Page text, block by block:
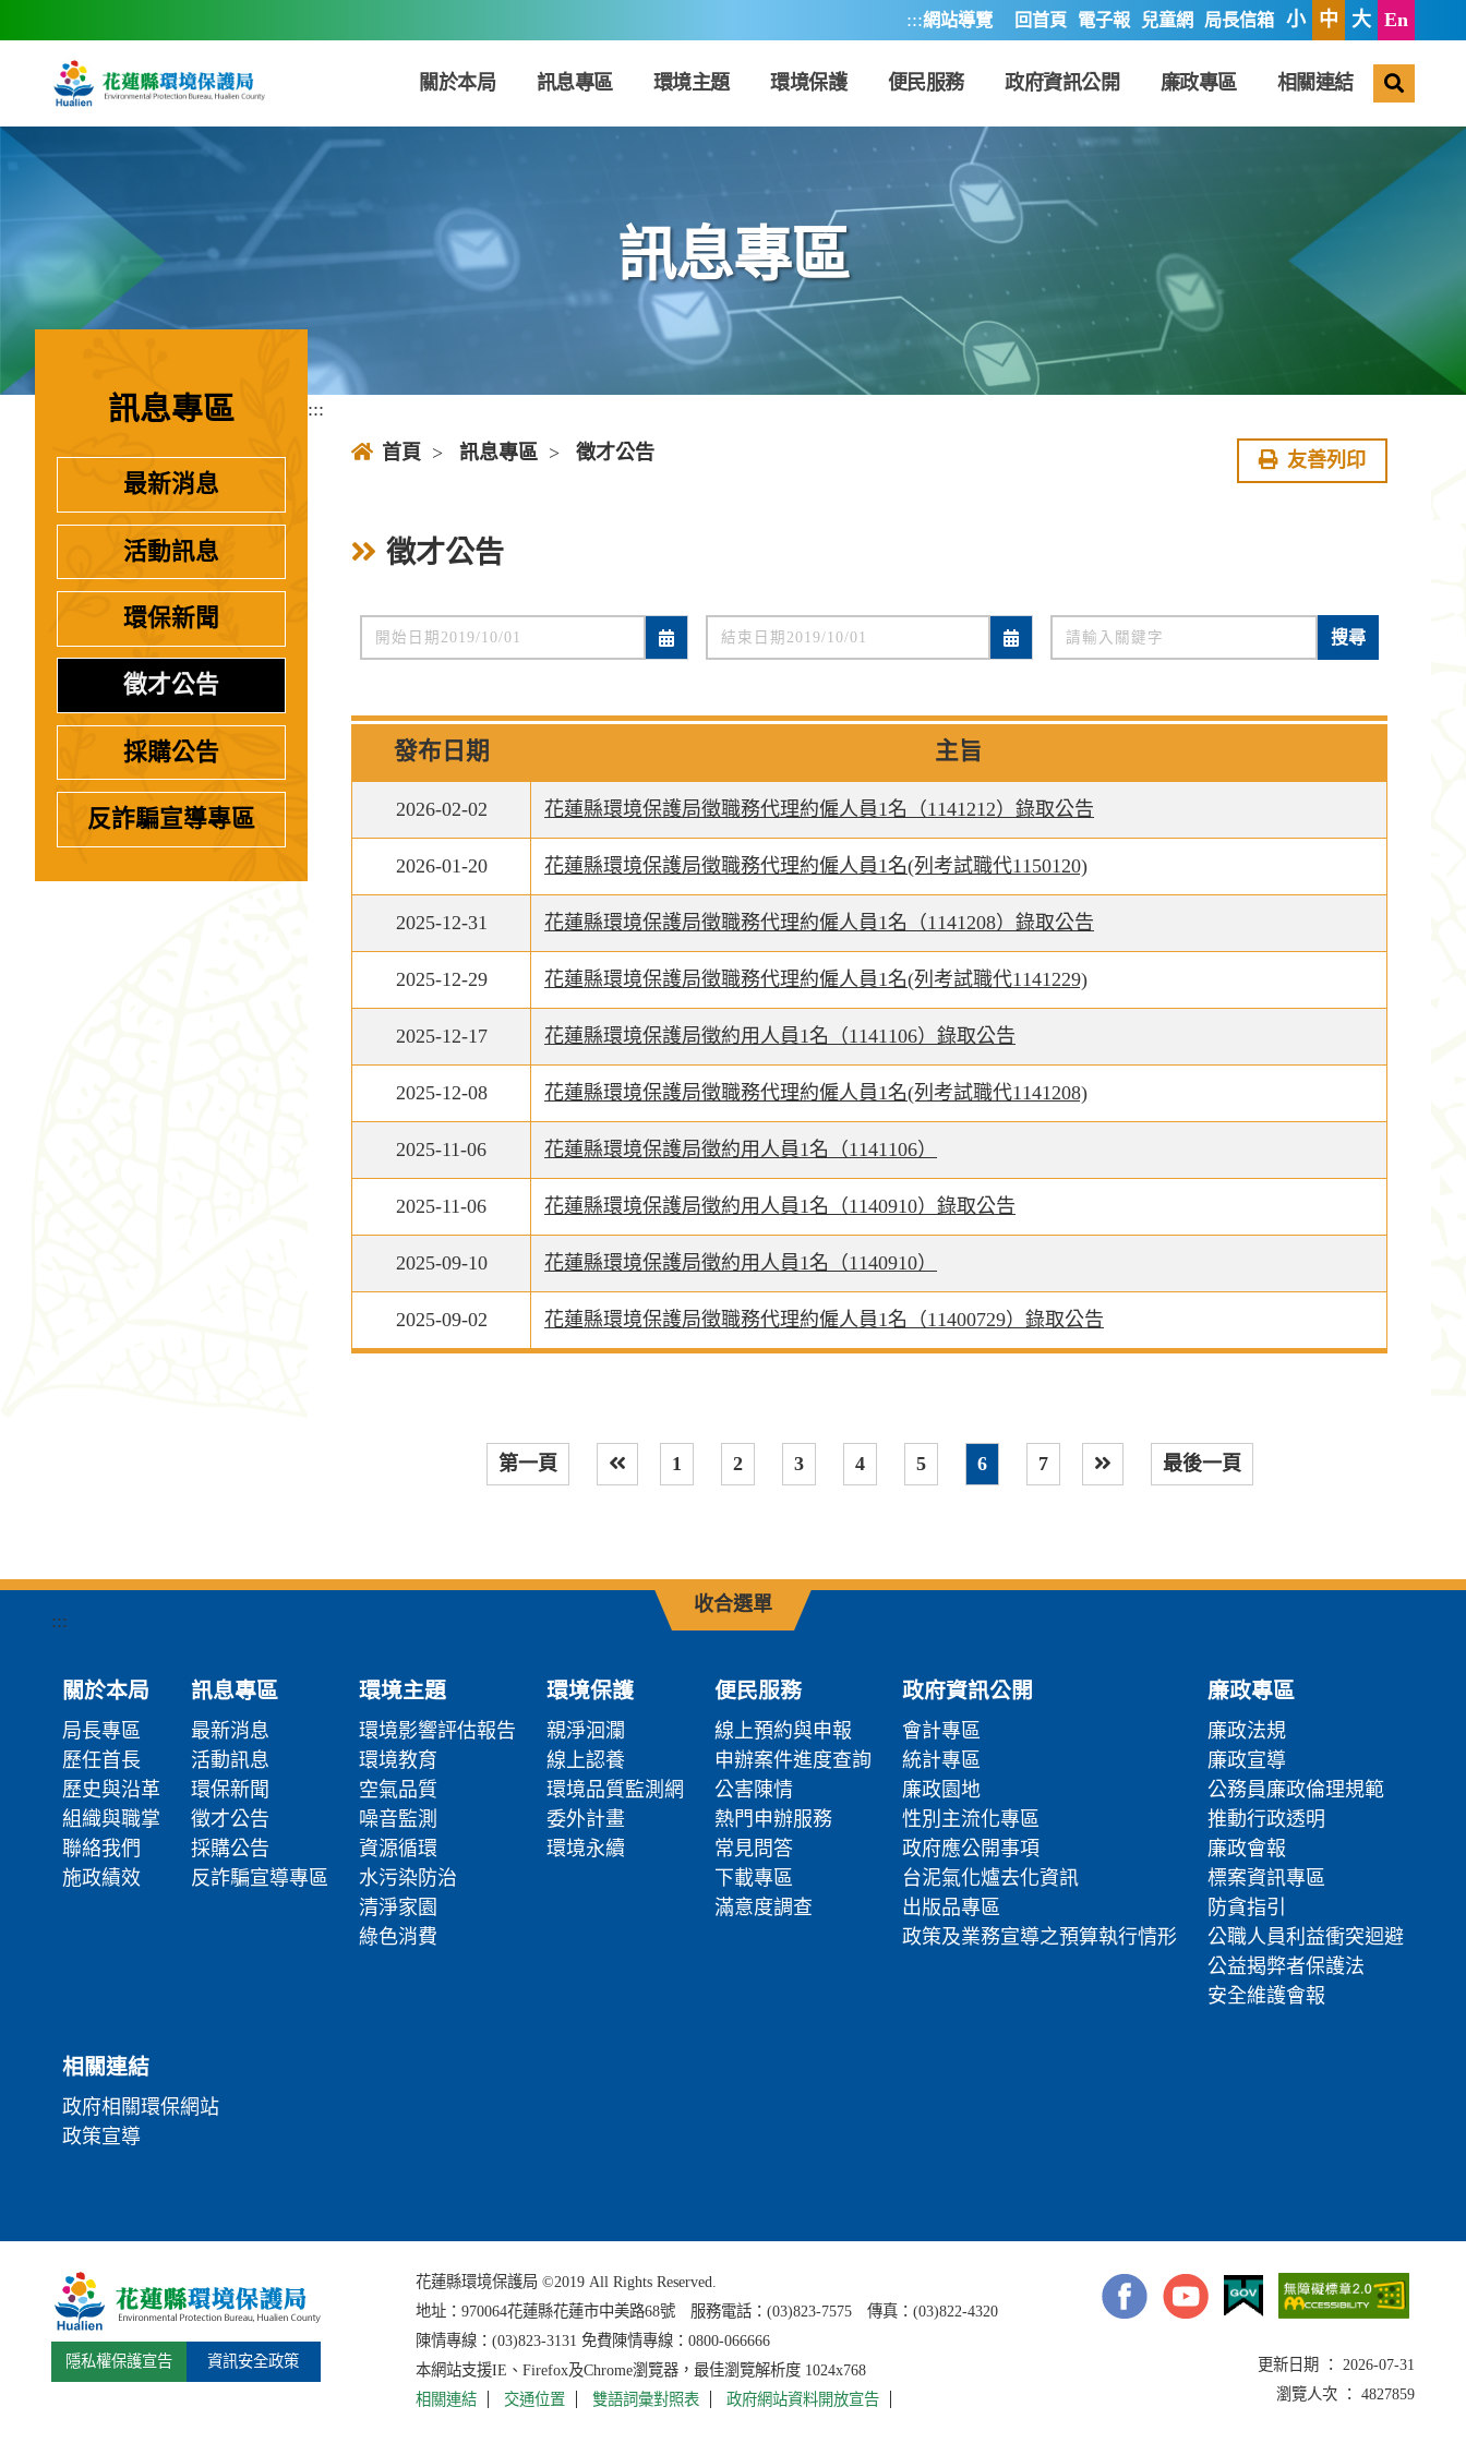
:::網站導覽 回首頁 電子報 兒童網 局長信箱 小 中 大 En
關於本局 訊息專區 環境主題 環境保護 便民服務 政府資訊公開 廉政專區 相關連結
訊息專區
訊息專區
最新消息
活動訊息
環保新聞
徵才公告
採購公告
反詐騙宣導專區
:::
首頁 > 訊息專區 > 徵才公告 友善列印
徵才公告
關鍵字 搜尋
發布日期 主旨
2026-02-02 花蓮縣環境保護局徵職務代理約僱人員1名（1141212）錄取公告
2026-01-20 花蓮縣環境保護局徵職務代理約僱人員1名(列考試職代1150120)
2025-12-31 花蓮縣環境保護局徵職務代理約僱人員1名（1141208）錄取公告
2025-12-29 花蓮縣環境保護局徵職務代理約僱人員1名(列考試職代1141229)
2025-12-17 花蓮縣環境保護局徵約用人員1名（1141106）錄取公告
2025-12-08 花蓮縣環境保護局徵職務代理約僱人員1名(列考試職代1141208)
2025-11-06 花蓮縣環境保護局徵約用人員1名（1141106）
2025-11-06 花蓮縣環境保護局徵約用人員1名（1140910）錄取公告
2025-09-10 花蓮縣環境保護局徵約用人員1名（1140910）
2025-09-02 花蓮縣環境保護局徵職務代理約僱人員1名（11400729）錄取公告
第一頁
上一頁
1 2 3 4 5 6
7
下一頁
最後一頁
收合選單
:::
關於本局
局長專區
歷任首長
歷史與沿革
組織與職掌
聯絡我們
施政績效
訊息專區
最新消息
活動訊息
環保新聞
徵才公告
採購公告
反詐騙宣導專區
環境主題
環境影響評估報告
環境教育
空氣品質
噪音監測
資源循環
水污染防治
清淨家園
綠色消費
環境保護
親淨洄瀾
線上認養
環境品質監測網
委外計畫
環境永續
便民服務
線上預約與申報
申辦案件進度查詢
公害陳情
熱門申辦服務
常見問答
下載專區
滿意度調查
政府資訊公開
會計專區
統計專區
廉政園地
性別主流化專區
政府應公開事項
台泥氣化爐去化資訊
出版品專區
政策及業務宣導之預算執行情形
廉政專區
廉政法規
廉政宣導
公務員廉政倫理規範
推動行政透明
廉政會報
標案資訊專區
防貪指引
公職人員利益衝突迴避
公益揭弊者保護法
安全維護會報
相關連結
政府相關環保網站
政策宣導
隱私權保護宣告 資訊安全政策
花蓮縣環境保護局 ©2019 All Rights Reserved.
地址： 970064花蓮縣花蓮市中美路68號 服務電話：(03)823-7575 傳真：(03)822-4320
陳情專線：(03)823-3131 免費陳情專線：0800-066666
本網站支援IE、Firefox及Chrome瀏覽器，最佳瀏覽解析度 1024x768
相關連結
交通位置 雙語詞彙對照表 政府網站資料開放宣告
更新日期 ： 2026-07-31
瀏覽人次 ： 4827859